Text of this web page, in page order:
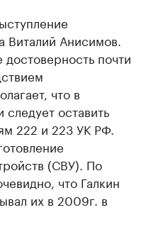
Виталий Анисимов.
почти
что в
оставить
222 и 223 УК РФ.
(СВУ). По
что Галкин
их в 2009г. в